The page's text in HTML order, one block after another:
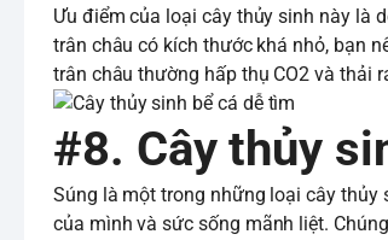
Ưu điểm của loại cây thủy sinh này là
trân châu có kích thước khá nhỏ, bạn
trân châu thường hấp thụ CO2 và thải
#8. Cây thủy
Súng là một trong những loại cây thủy
của mình và sức sống mãnh liệt.